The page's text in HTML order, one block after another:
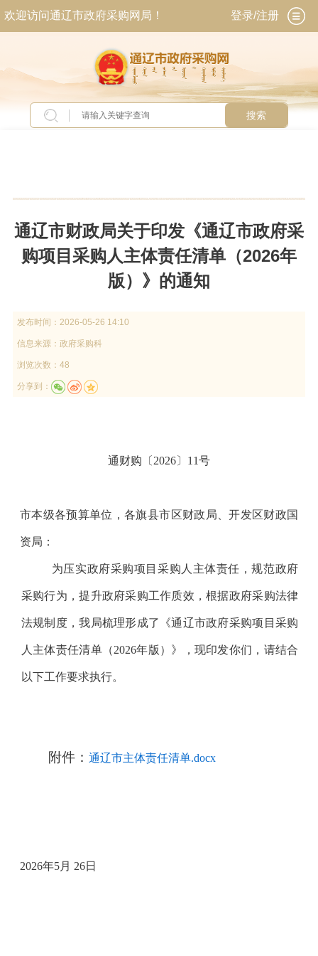
欢迎访问通辽市政府采购网局！ 登录/注册
搜索
通辽市财政局关于印发《通辽市政府采
购项目采购人主体责任清单（2026年
版）》的通知
发布时间： 2026-05-26 14:10
信息来源： 政府采购科
浏览次数：48
分享到：
通财购〔 2026〕 11号
市本级各预算单位 ，各旗县市区财政局 、开发区财政国
资局：
为压实政府采购项目采购人主体责任，规范政府
采购行为，提升政府采购工作质效，根据政府采购法律
法规制度，我局梳理形成了《通辽市政府采购项目采购
人主体责任清单（2026年版）》，现印发你们，请结合
以下工作要求执行。
附件： 通辽市主体责任清单.docx
2026年5月 26日